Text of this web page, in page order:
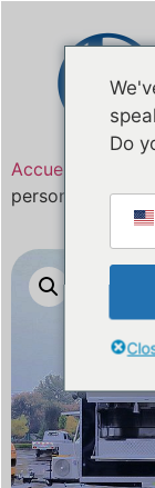
Accueil
personnalisée
Do